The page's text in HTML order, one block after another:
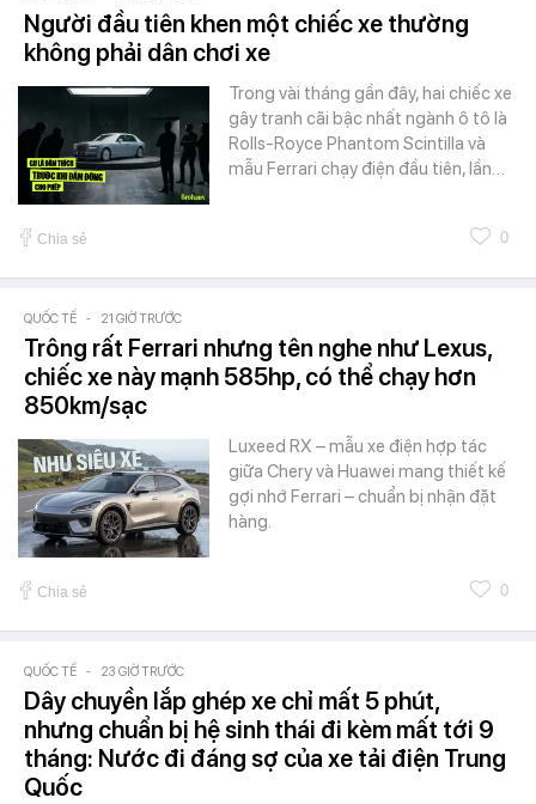
Người đầu tiên khen một chiếc xe thường
không phải dân chơi xe
Trong vài tháng gần đây, hai chiếc xe
gây tranh cãi bậc nhất ngành ô tô là
Rolls-Royce Phantom Scintilla và
mẫu Ferrari chạy điện đầu tiên, lần…
Chia sẻ 0
QUỐC TẾ - 21 GIỜ TRƯỚC
Trông rất Ferrari nhưng tên nghe như Lexus,
chiếc xe này mạnh 585hp, có thể chạy hơn
850km/sạc
Luxeed RX – mẫu xe điện hợp tác
giữa Chery và Huawei mang thiết kế
gợi nhớ Ferrari – chuẩn bị nhận đặt
hàng.
Chia sẻ 0
QUỐC TẾ - 23 GIỜ TRƯỚC
Dây chuyền lắp ghép xe chỉ mất 5 phút,
nhưng chuẩn bị hệ sinh thái đi kèm mất tới 9
tháng: Nước đi đáng sợ của xe tải điện Trung
Quốc